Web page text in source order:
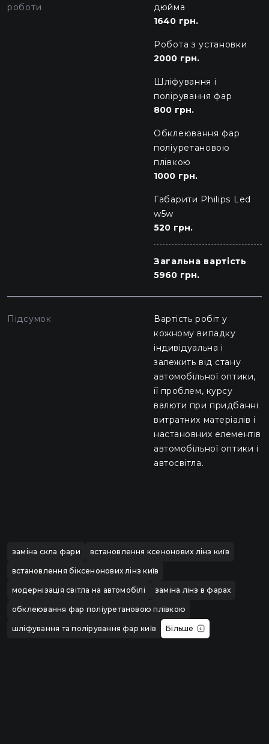
роботи
дюйма
1640 грн.
Робота з установки
2000 грн.
Шліфування і
полірування фар
800 грн.
Обклеювання фар
поліуретановою
плівкою
1000 грн.
Габарити Philips Led
w5w
520 грн.
Загальна вартість
5960 грн.
Підсумок
Вартість робіт у
кожному випадку
індивідуальна і
залежить від стану
автомобільної оптики,
її проблем, курсу
валюти при придбанні
витратних матеріалів і
настановних елементів
автомобільної оптики і
автосвітла.
заміна скла фари встановлення ксенонових лінз київ
встановлення біксенонових лінз київ
модернізація світла на автомобілі заміна лінз в фарах
обклеювання фар поліуретановою плівкою
шліфування та полірування фар київ Більше